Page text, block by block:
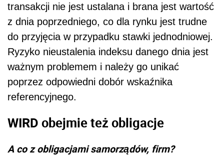
transakcji nie jest ustalana i brana jest wartość
z dnia poprzedniego, co dla rynku jest trudne
do przyjęcia w przypadku stawki jednodniowej.
Ryzyko nieustalenia indeksu danego dnia jest
ważnym problemem i należy go unikać
poprzez odpowiedni dobór wskaźnika
referencyjnego.
WIRD obejmie też obligacje
A co z obligacjami samorządów, firm?